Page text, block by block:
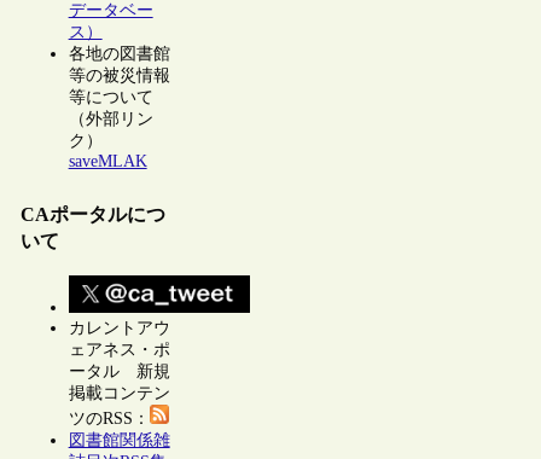
データベー
ス）
各地の図書館
等の被災情報
等について
（外部リン
ク）
saveMLAK
CAポータルにつ
いて
カレントアウ
ェアネス・ポ
ータル 新規
掲載コンテン
ツのRSS：
図書館関係雑